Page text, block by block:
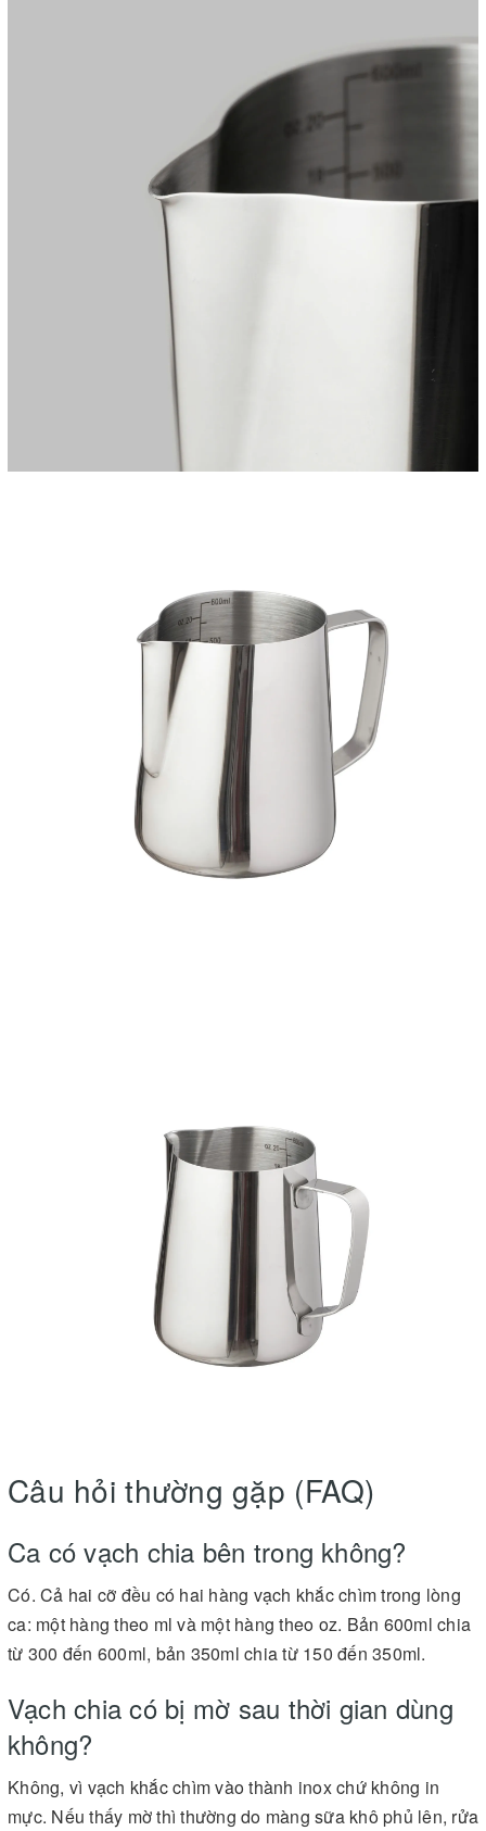
Câu hỏi thường gặp (FAQ)
Ca có vạch chia bên trong không?
Có. Cả hai cỡ đều có hai hàng vạch khắc chìm trong lòng
ca: một hàng theo ml và một hàng theo oz. Bản 600ml chia
từ 300 đến 600ml, bản 350ml chia từ 150 đến 350ml.
Vạch chia có bị mờ sau thời gian dùng
không?
Không, vì vạch khắc chìm vào thành inox chứ không in
mực. Nếu thấy mờ thì thường do màng sữa khô phủ lên, rửa